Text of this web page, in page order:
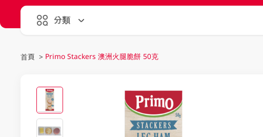
分類
首頁 > Primo Stackers 澳洲火腿脆餅 50克